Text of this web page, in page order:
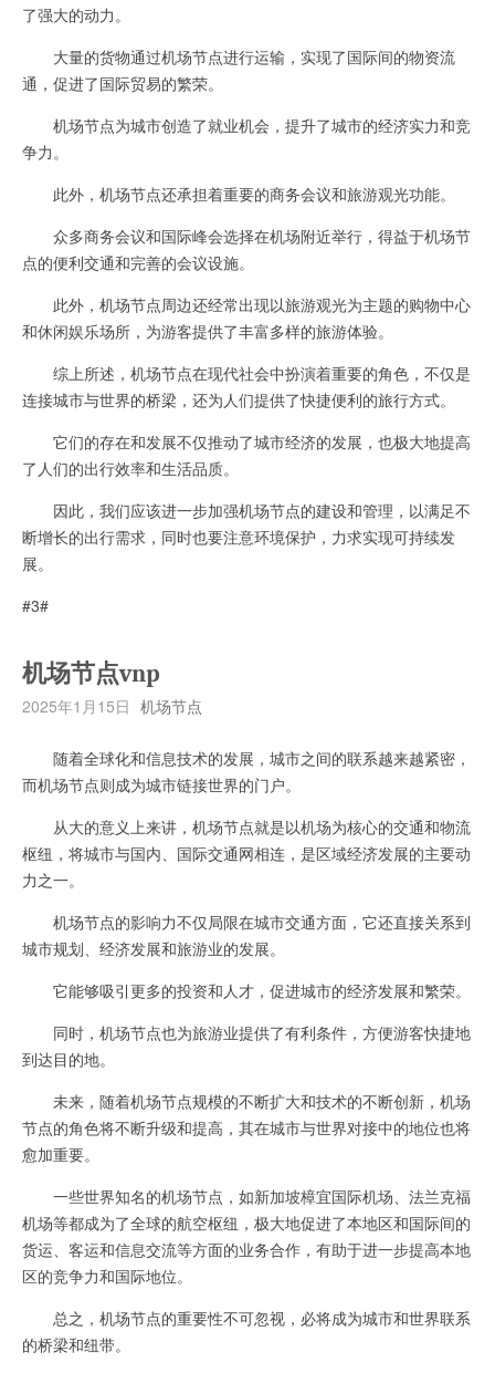
了强大的动力。
大量的货物通过机场节点进行运输，实现了国际间的物资流
通，促进了国际贸易的繁荣。
机场节点为城市创造了就业机会，提升了城市的经济实力和竞
争力。
此外，机场节点还承担着重要的商务会议和旅游观光功能。
众多商务会议和国际峰会选择在机场附近举行，得益于机场节
点的便利交通和完善的会议设施。
此外，机场节点周边还经常出现以旅游观光为主题的购物中心
和休闲娱乐场所，为游客提供了丰富多样的旅游体验。
综上所述，机场节点在现代社会中扮演着重要的角色，不仅是
连接城市与世界的桥梁，还为人们提供了快捷便利的旅行方式。
它们的存在和发展不仅推动了城市经济的发展，也极大地提高
了人们的出行效率和生活品质。
因此，我们应该进一步加强机场节点的建设和管理，以满足不
断增长的出行需求，同时也要注意环境保护，力求实现可持续发
展。
#3#
机场节点vnp
2025年1月15日 机场节点
随着全球化和信息技术的发展，城市之间的联系越来越紧密，
而机场节点则成为城市链接世界的门户。
从大的意义上来讲，机场节点就是以机场为核心的交通和物流
枢纽，将城市与国内、国际交通网相连，是区域经济发展的主要动
力之一。
机场节点的影响力不仅局限在城市交通方面，它还直接关系到
城市规划、经济发展和旅游业的发展。
它能够吸引更多的投资和人才，促进城市的经济发展和繁荣。
同时，机场节点也为旅游业提供了有利条件，方便游客快捷地
到达目的地。
未来，随着机场节点规模的不断扩大和技术的不断创新，机场
节点的角色将不断升级和提高，其在城市与世界对接中的地位也将
愈加重要。
一些世界知名的机场节点，如新加坡樟宜国际机场、法兰克福
机场等都成为了全球的航空枢纽，极大地促进了本地区和国际间的
货运、客运和信息交流等方面的业务合作，有助于进一步提高本地
区的竞争力和国际地位。
总之，机场节点的重要性不可忽视，必将成为城市和世界联系
的桥梁和纽带。